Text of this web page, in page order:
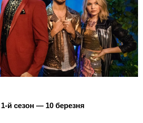
й сезон — 10 березня